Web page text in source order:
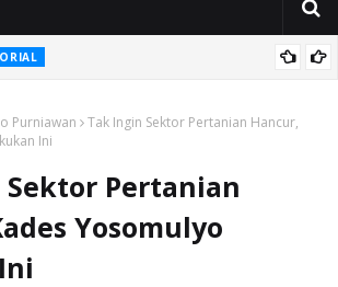
Purniawan
Tak Ingin Sektor Pertanian Hancur,
Ini
Pertanian
Yosomulyo